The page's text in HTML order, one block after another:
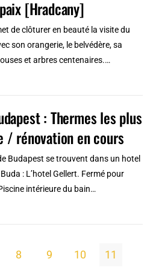
[Hradcany]
de clôturer en beauté la visite du
son orangerie, le belvédère, sa
et arbres centenaires.…
: Thermes les plus
/ rénovation en cours
Budapest se trouvent dans un hotel
: L’hotel Gellert. Fermé pour
intérieure du bain…
8 9 10 11